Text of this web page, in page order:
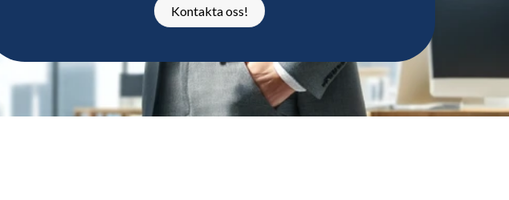
Kontakta oss!